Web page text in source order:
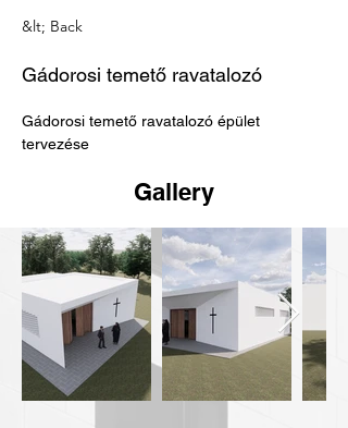
&lt; Back
Gádorosi temető ravatalozó
Gádorosi temető ravatalozó épület
tervezése
Gallery